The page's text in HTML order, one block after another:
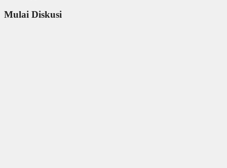
Mulai Diskusi